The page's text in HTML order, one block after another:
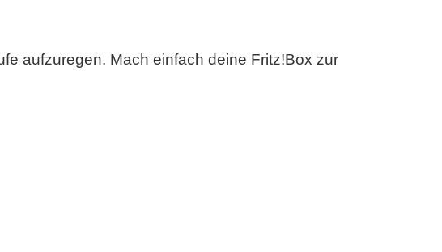
aufzuregen. Mach einfach deine Fritz!Box zur